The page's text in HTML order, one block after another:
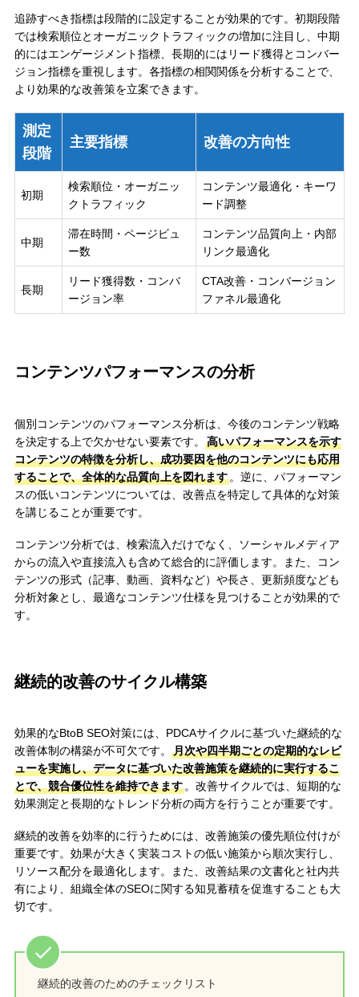
追跡すべき指標は段階的に設定することが効果的です。初期段階
では検索順位とオーガニックトラフィックの増加に注目し、中期
的にはエンゲージメント指標、長期的にはリード獲得とコンバー
ジョン指標を重視します。各指標の相関関係を分析することで、
より効果的な改善策を立案できます。
測定
段階
主要指標 改善の方向性
初期
検索順位・オーガニッ
クトラフィック
コンテンツ最適化・キーワ
ード調整
中期
滞在時間・ページビュ
ー数
コンテンツ品質向上・内部
リンク最適化
長期
リード獲得数・コンバ
ージョン率
CTA改善・コンバージョン
ファネル最適化
コンテンツパフォーマンスの分析
個別コンテンツのパフォーマンス分析は、今後のコンテンツ戦略
を決定する上で欠かせない要素です。
高いパフォーマンスを示す
コンテンツの特徴を分析し、成功要因を他のコンテンツにも応用
することで、全体的な品質向上を図れます。逆に、パフォーマン
スの低いコンテンツについては、改善点を特定して具体的な対策
を講じることが重要です。
コンテンツ分析では、検索流入だけでなく、ソーシャルメディア
からの流入や直接流入も含めて総合的に評価します。また、コン
テンツの形式（記事、動画、資料など）や長さ、更新頻度なども
分析対象とし、最適なコンテンツ仕様を見つけることが効果的で
す。
継続的改善のサイクル構築
効果的なBtoB SEO対策には、PDCAサイクルに基づいた継続的な
改善体制の構築が不可欠です。
月次や四半期ごとの定期的なレビ
ューを実施し、データに基づいた改善施策を継続的に実行するこ
とで、競合優位性を維持できます。改善サイクルでは、短期的な
効果測定と長期的なトレンド分析の両方を行うことが重要です。
継続的改善を効率的に行うためには、改善施策の優先順位付けが
重要です。効果が大きく実装コストの低い施策から順次実行し、
リソース配分を最適化します。また、改善結果の文書化と社内共
有により、組織全体のSEOに関する知見蓄積を促進することも大
切です。
継続的改善のためのチェックリスト